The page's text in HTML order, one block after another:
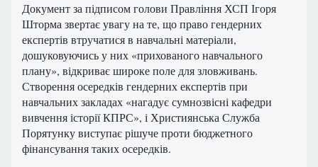
Документ за підписом голови Правління ХСП Ігоря
Шторма звертає увагу на те, що право гендерних
експертів втручатися в навчальні матеріали,
дошуковуючись у них «прихованого навчального
плану», відкриває широке поле для зловживань.
Створення осередків гендерних експертів при
навчальних закладах «нагадує сумнозвісні кафедри
вивчення історії КПРС», і Християнська Служба
Порятунку виступає рішуче проти бюджетного
фінансування таких осередків.